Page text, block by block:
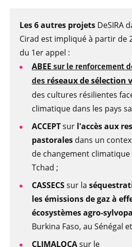
Les 6 autres projets DeSIRA
Cirad est impliqué à partir de
du 1er appel :
ABEE sur le renforcement
des réseaux de sélection
des cultures résilientes
climatique dans les pays
ACCEPTsur l'accès aux
pastorales dans un
de changement
Tchad ;
CASSECSsur la
les émissions de gaz à
écosystèmes agro-
Burkina Faso, au Sénégal
CLIMALOCAsur le